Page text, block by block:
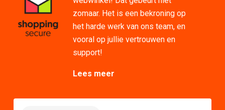
zomaar. Het is een bekroning op
het harde werk van ons team, en
vooral op jullie vertrouwen en
support!
Lees meer